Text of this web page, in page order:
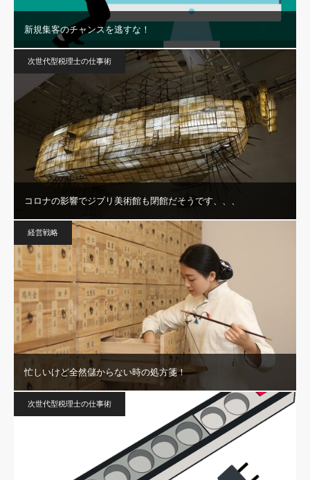
新規集客のチャンスを逃すな！
次世代型税理士の仕事術
コロナの影響でジブリ美術館も閉館だそうです、、、
経営戦略
忙しいけど全然儲からない時の処方箋！
次世代型税理士の仕事術